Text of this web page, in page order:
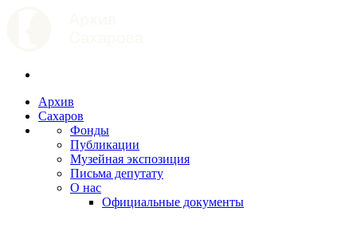
Архив
Сахаров
Фонды
Публикации
Музейная экспозиция
Письма депутату
О нас
Официальные документы